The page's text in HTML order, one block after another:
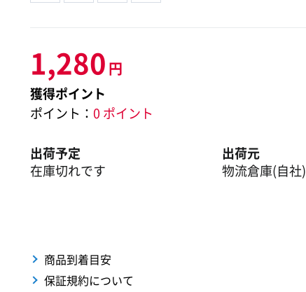
1,280 円
獲得ポイント
ポイント： 0 ポイント
出荷予定
在庫切れです
出荷元
物流倉庫(自社)
商品到着目安
保証規約について